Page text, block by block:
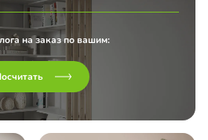
на заказ по вашим: